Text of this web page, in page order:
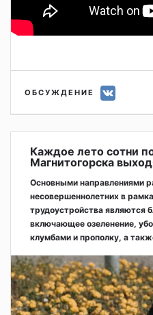
ОБСУЖДЕНИЕ
Каждое лето сотни
Магнитогорска
Основными направлениями
несовершеннолетних в
трудоустройства являются
включающее озеленение,
клумбами и прополку, а